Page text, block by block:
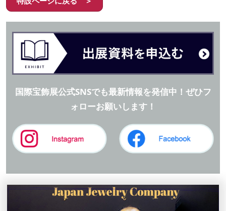
国際宝飾展公式SNSでも最新情報を発信中！ぜひフ
ォローお願いします！